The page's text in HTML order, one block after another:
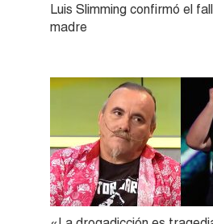
Luis Slimming confirmó el
madre